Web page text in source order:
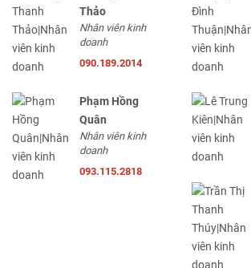
Thảo
Nhân viên kinh
doanh
090.189.2014
Phạm Hồng
Quân
Nhân viên kinh
doanh
093.115.2818